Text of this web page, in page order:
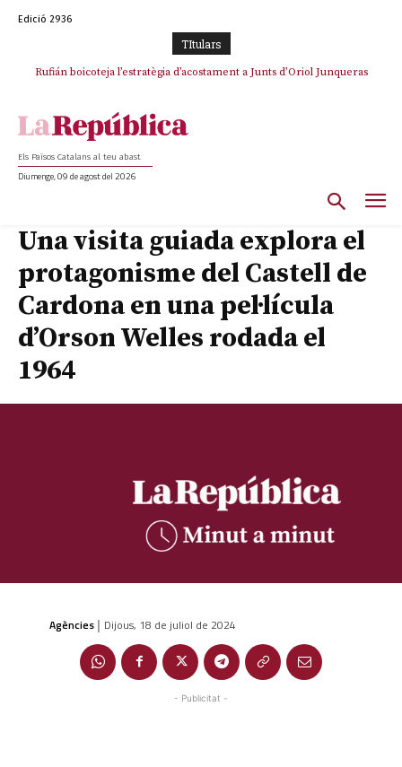
Edició 2936
TItulars
Rufián boicoteja l’estratègia d’acostament a Junts d’Oriol Junqueras
Els Països Catalans al teu abast
Diumenge, 09 de agost del 2026
Una visita guiada explora el
protagonisme del Castell de
Cardona en una pel·lícula
d’Orson Welles rodada el
1964
Agències | Dijous, 18 de juliol de 2024
- Publicitat -